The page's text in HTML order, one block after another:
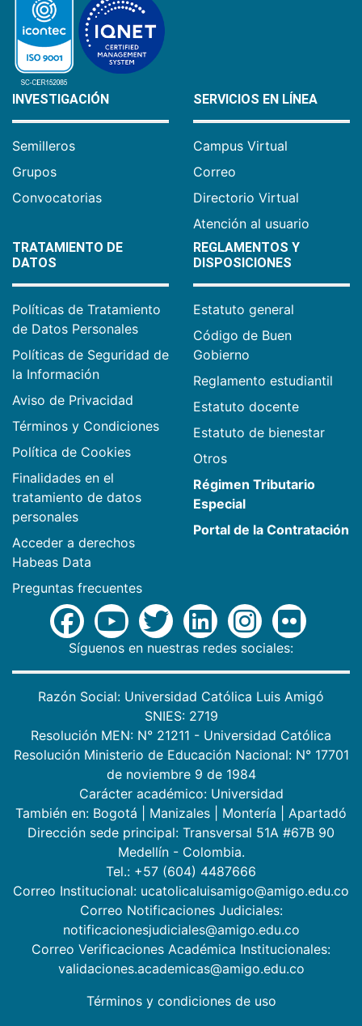
INVESTIGACIÓN
Semilleros
Grupos
Convocatorias
SERVICIOS EN LÍNEA
Campus Virtual
Correo
Directorio Virtual
Atención al usuario
TRATAMIENTO DE
DATOS
Políticas de Tratamiento
de Datos Personales
Políticas de Seguridad de
la Información
Aviso de Privacidad
Términos y Condiciones
Política de Cookies
Finalidades en el
tratamiento de datos
personales
Acceder a derechos
Habeas Data
Preguntas frecuentes
REGLAMENTOS Y
DISPOSICIONES
Estatuto general
Código de Buen
Gobierno
Reglamento estudiantil
Estatuto docente
Estatuto de bienestar
Otros
Régimen Tributario
Especial
Portal de la Contratación
Síguenos en nuestras redes sociales:
Razón Social: Universidad Católica Luis Amigó
SNIES: 2719
Resolución MEN: N° 21211 - Universidad Católica
Resolución Ministerio de Educación Nacional: N° 17701
de noviembre 9 de 1984
Carácter académico: Universidad
También en: Bogotá Manizales Montería
Apartadó
Dirección sede principal: Transversal 51A #67B 90
Medellín - Colombia.
Tel.: +57 (604) 4487666
Correo Institucional: ucatolicaluisamigo@amigo.edu.co
Correo Notificaciones Judiciales:
notificacionesjudiciales@amigo.edu.co
Correo Verificaciones Académica Institucionales:
validaciones.academicas@amigo.edu.co
Términos y condiciones de uso